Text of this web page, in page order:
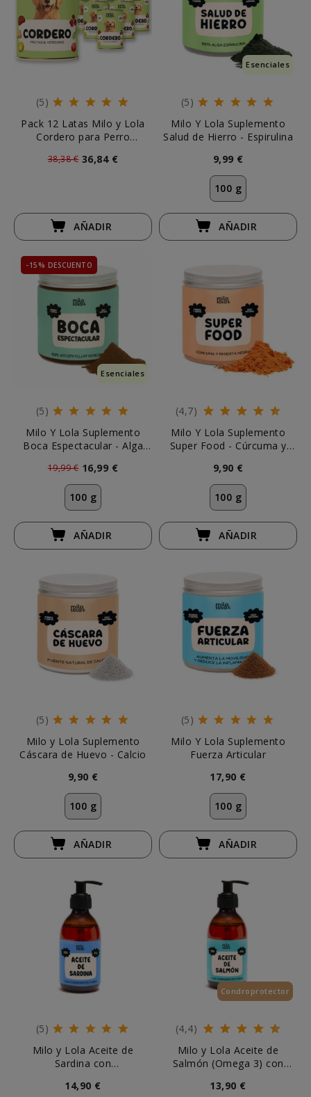
(5)
Pack 12 Latas Milo y Lola
Cordero para Perro
38,38 € 36,84 €
AÑADIR
Esenciales
(5)
Milo Y Lola Suplemento
Salud de Hierro - Espirulina
9,99 €
100 g
AÑADIR
Esenciales
-15% DESCUENTO
(5)
Milo Y Lola Suplemento
Boca Espectacular - Alga
19,99 € 16,99 €
100 g
AÑADIR
(4,7)
Milo Y Lola Suplemento
Super Food - Cúrcuma y
9,90 €
100 g
AÑADIR
(5)
Milo y Lola Suplemento
Cáscara de Huevo - Calcio
9,90 €
100 g
AÑADIR
(5)
Milo Y Lola Suplemento
Fuerza Articular
17,90 €
100 g
AÑADIR
(5)
Milo y Lola Aceite de
Sardina con
14,90 €
Condroprotector
(4,4)
Milo y Lola Aceite de
Salmón (Omega 3) con
Gato
13,90 €